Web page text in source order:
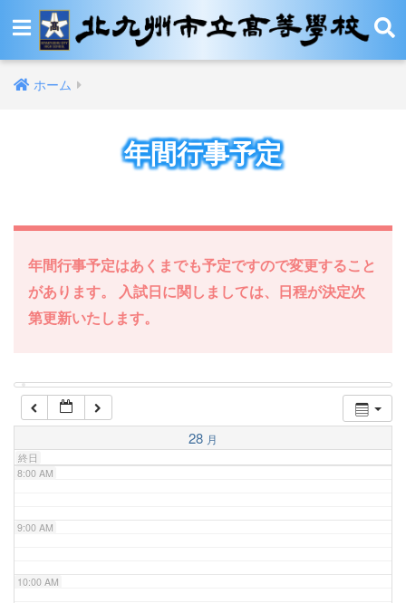
ホーム
年間行事予定
年間行事予定はあくまでも予定ですので変更すること
があります。 入試日に関しましては、日程が決定次
第更新いたします。
28 月
終日
12:00 AM
1:00 AM
4:00 AM
5:00 AM
7:00 AM
8:00 AM
9:00 AM
10:00 AM